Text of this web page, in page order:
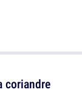
coriandre